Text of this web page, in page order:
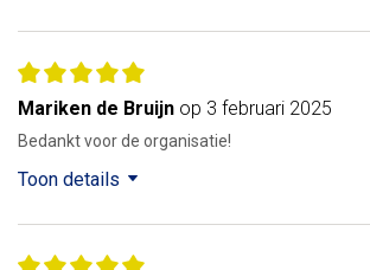
Mariken de Bruijn op 3 februari 2025
Bedankt voor de organisatie!
Toon details